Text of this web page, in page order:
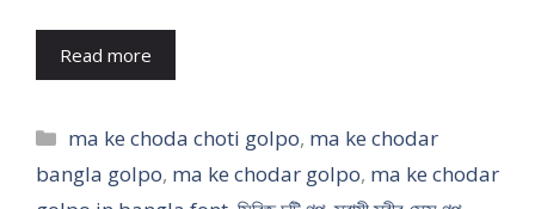
Read more
Categories
ma ke choda choti golpo, ma ke chodar
bangla golpo, ma ke chodar golpo, ma ke chodar